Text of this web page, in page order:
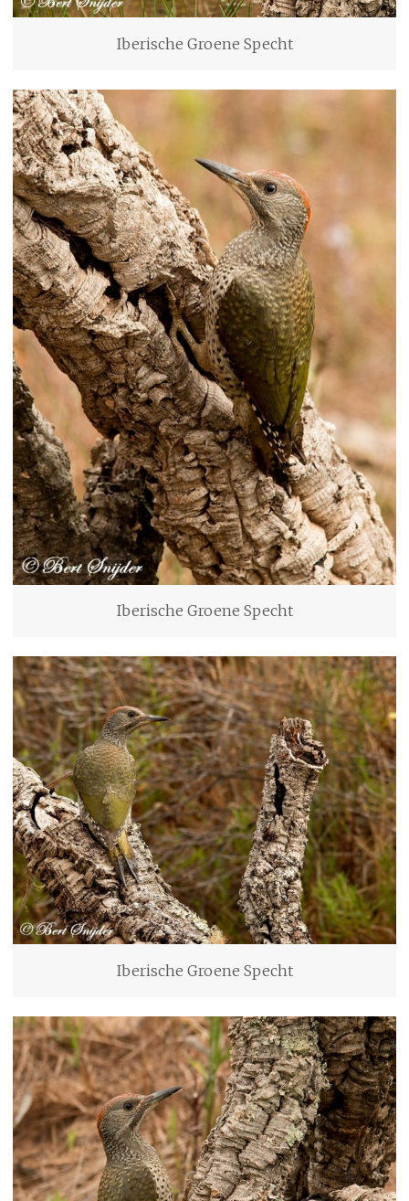
Iberische Groene Specht
Iberische Groene Specht
Iberische Groene Specht